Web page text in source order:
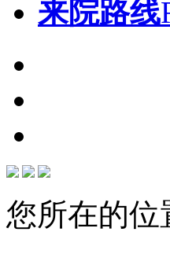
来院路线
您所在的位